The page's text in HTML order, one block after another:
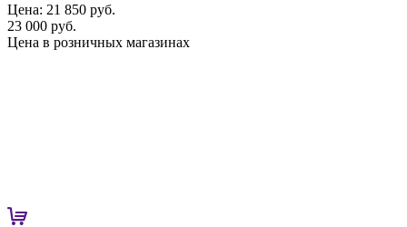
Цена: 21 850 руб.
23 000 руб.
Цена в розничных магазинах